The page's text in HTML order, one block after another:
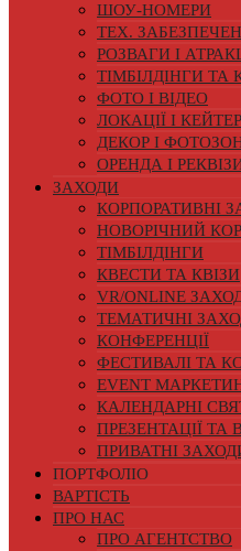
ШОУ-НОМЕРИ
ТЕХ.
РОЗВАГИ І
ТІМБІЛДІНГИ ТА
ФОТО І ВІДЕО
ЛОКАЦІЇ І
ДЕКОР І
ОРЕНДА І
ЗАХОДИ
КОРПОРАТИВНІ
НОВОРІЧНИЙ
ТІМБІЛДІНГИ
КВЕСТИ ТА КВІЗИ
VR/ONLINE
ТЕМАТИЧНІ
КОНФЕРЕНЦІЇ
ФЕСТИВАЛІ ТА
EVENT
КАЛЕНДАРНІ
ПРЕЗЕНТАЦІЇ ТА
ПРИВАТНІ
ПОРТФОЛІО
ВАРТІСТЬ
ПРО НАС
ПРО АГЕНТСТВО